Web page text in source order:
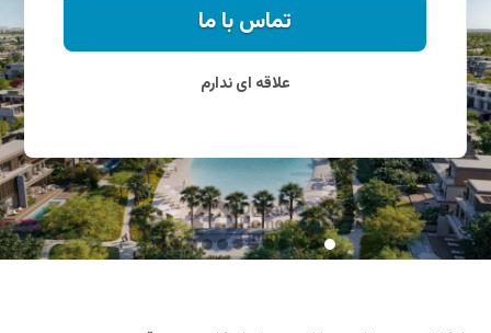
تماس با ما
علاقه ای ندارم